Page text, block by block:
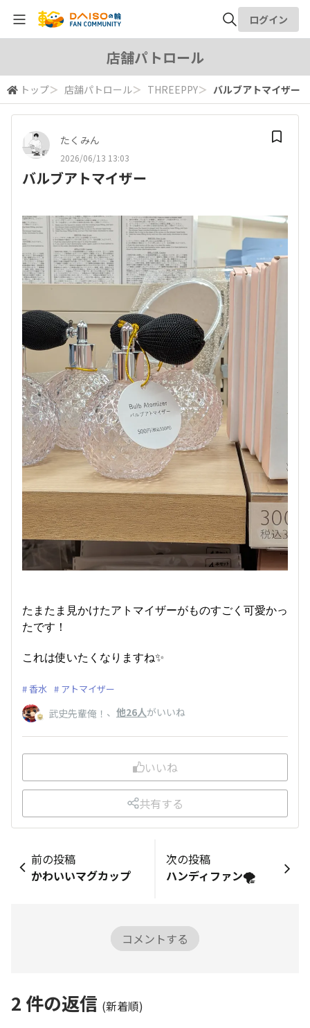
検索
ログイン
店舗パトロール
トップ＞ 店舗パトロール＞ THREEPPY＞ バルブアトマイザー
たくみん
2026/06/13 13:03
バルブアトマイザー
たまたま見かけたアトマイザーがものすごく可愛かっ
たです！
これは使いたくなりますね✨
香水 アトマイザー
武史先輩俺！ 、 他26人がいいね
いいね
共有する
前の投稿
かわいいマグカップ
次の投稿
ハンディファン🌪️
コメントする
2 件の返信 (新着順)